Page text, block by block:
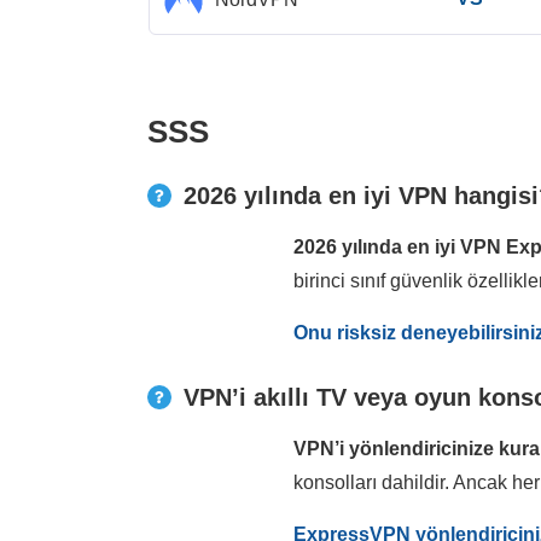
SSS
2026 yılında en iyi VPN
2026 yılında en iyi VPN
birinci sınıf güvenlik
Onu risksiz
VPN’i akıllı TV veya oyun
VPN’i yönlendiricinize
konsolları dahildir. Ancak
ExpressVPN